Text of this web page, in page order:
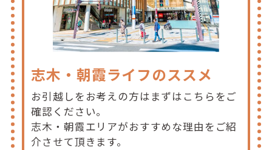
志木・朝霞ライフのススメ
お引越しをお考えの方はまずはこちらをご
確認ください。
志木・朝霞エリアがおすすめな理由をご紹
介させて頂きます。